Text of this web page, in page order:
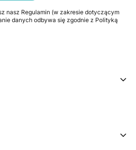
nasz Regulamin (w zakresie dotyczącym
danych odbywa się zgodnie z Polityką